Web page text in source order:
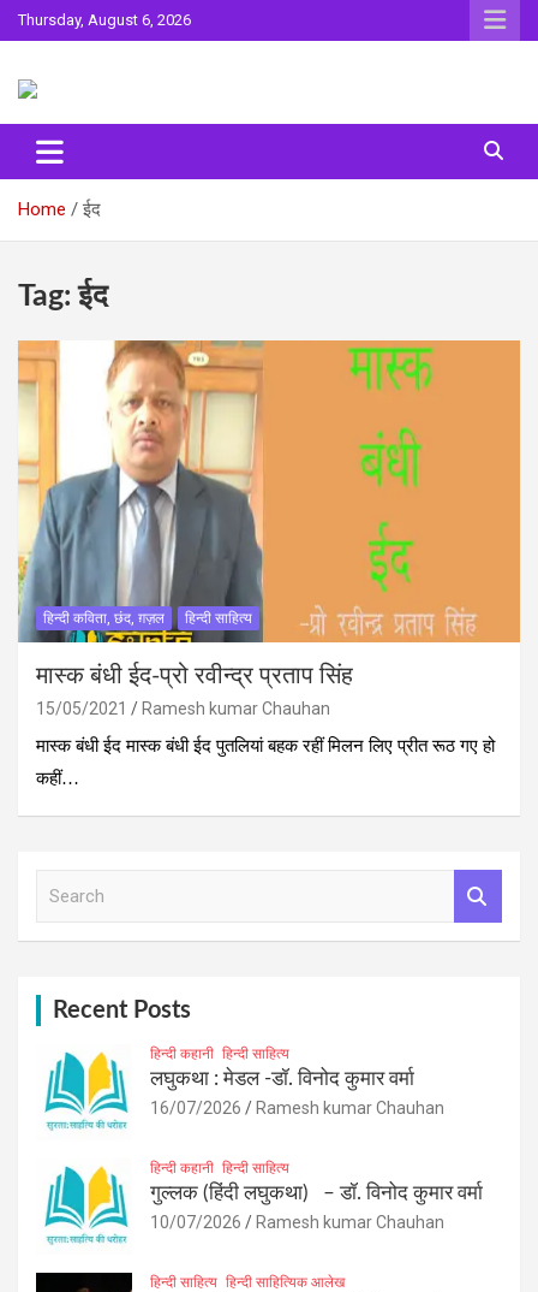
Skip
to
Thursday, August 6, 2026
Surta
Home ईद
Tag:ईद
हिन्दी कविता, छंद, ग़ज़ल हिन्दी साहित्य
मास्क बंधी ईद-प्रो रवीन्द्र प्रताप सिंह
15/05/2021
Ramesh kumar Chauhan
मास्क बंधी ईद मास्क बंधी ईद पुतलियां बहक रहीं मिलन लिए प्रीत रूठ गए हो
कहीं…
Recent Posts
हिन्दी कहानी हिन्दी साहित्य
लघुकथा : मेडल -डॉ. विनोद कुमार वर्मा
16/07/2026 Ramesh kumar Chauhan
हिन्दी कहानी हिन्दी साहित्य
गुल्लक (हिंदी लघुकथा) – डॉ. विनोद कुमार वर्मा
10/07/2026 Ramesh kumar Chauhan
हिन्दी साहित्य हिन्दी साहित्यिक आलेख